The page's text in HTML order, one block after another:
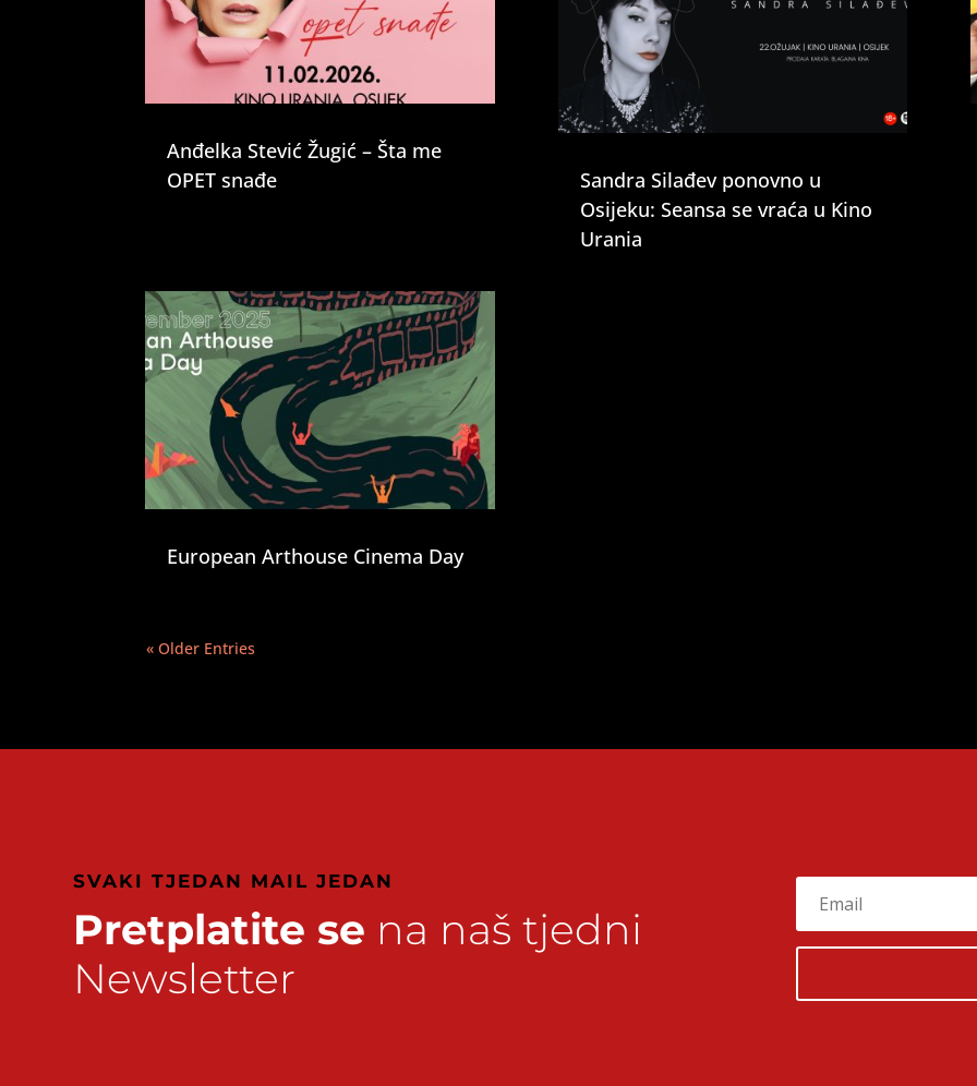
Anđelka Stević Žugić – Šta me
OPET snađe
European Arthouse Cinema Day
Sandra Silađev ponovno u
Osijeku: Seansa se vraća u Kino
Urania
« Older Entries
SVAKI TJEDAN MAIL JEDAN
Pretplatite se na naš tjedni
Newsletter